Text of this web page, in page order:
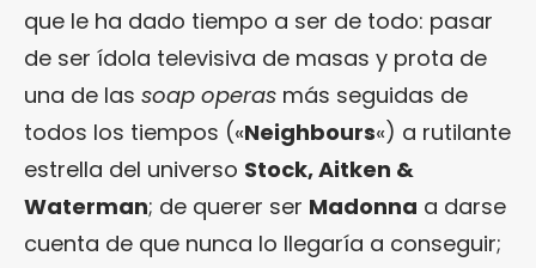
que le ha dado tiempo a ser de todo: pasar
de ser ídola televisiva de masas y prota de
una de las soap operas más seguidas de
todos los tiempos («Neighbours«) a rutilante
estrella del universo Stock, Aitken &
Waterman; de querer ser Madonna a darse
cuenta de que nunca lo llegaría a conseguir;